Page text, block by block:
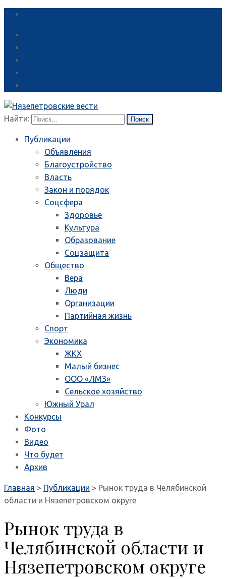
Найти:
Публикации
Объявления
Благоустройство
Власть
Закон и порядок
Соцсфера
Здоровье
Культура
Образование
Соцзащита
Общество
Вера
Люди
Организации
Партийная жизнь
Спорт
Экономика
ЖКХ
Малый бизнес
ООО «ЛМЗ»
Сельское хозяйство
Южный Урал
Конкурсы
Фото
Видео
Что будет
Архив
Главная > Публикации > Рынок труда в Челябинской
области и Нязепетровском округе
Рынок труда в
Челябинской области и
Нязепетровском округе